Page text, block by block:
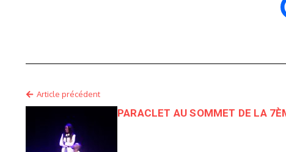
Article précédent
PARACLET AU SOMMET DE LA